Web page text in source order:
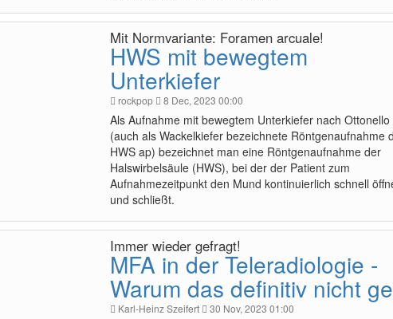
Mit Normvariante: Foramen arcuale!
HWS mit bewegtem
Unterkiefer
rockpop 8 Dec, 2023 00:00
Als Aufnahme mit bewegtem Unterkiefer nach Ottonello
(auch als Wackelkiefer bezeichnete Röntgenaufnahme
HWS ap) bezeichnet man eine Röntgenaufnahme der
Halswirbelsäule (HWS), bei der der Patient zum
Aufnahmezeitpunkt den Mund kontinuierlich schnell
und schließt.
Immer wieder gefragt!
MFA in der Teleradiologie -
Warum das definitiv nicht
Karl-Heinz Szeifert 30 Nov, 2023 01:00